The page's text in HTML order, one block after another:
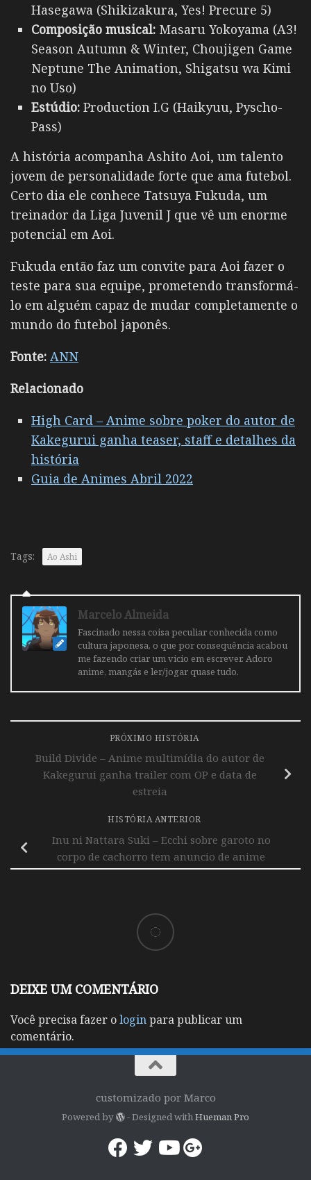
Hasegawa (Shikizakura, Yes! Precure 5)
Composição musical: Masaru Yokoyama (A3!
Season Autumn & Winter, Choujigen Game
Neptune The Animation, Shigatsu wa Kimi
no Uso)
Estúdio: Production I.G (Haikyuu, Pyscho-
Pass)
A história acompanha Ashito Aoi, um talento
jovem de personalidade forte que ama futebol.
Certo dia ele conhece Tatsuya Fukuda, um
treinador da Liga Juvenil J que vê um enorme
potencial em Aoi.
Fukuda então faz um convite para Aoi fazer o
teste para sua equipe, prometendo transformá-
lo em alguém capaz de mudar completamente o
mundo do futebol japonês.
Fonte: ANN
Relacionado
High Card – Anime sobre poker do autor de
Kakegurui ganha teaser, staff e detalhes da
história
Guia de Animes Abril 2022
Tags: Ao Ashi
Marcelo Almeida
Fascinado nessa coisa peculiar conhecida como
cultura japonesa, o que por consequência acabou
me fazendo criar um vicio em escrever. Adoro
anime, mangás e ler/jogar quase tudo.
PRÓXIMO HISTÓRIA
Build Divide – Anime multimídia do autor de
Kakegurui ganha trailer com OP e data de
estreia
HISTÓRIA ANTERIOR
Inu ni Nattara Suki – Ecchi sobre garoto no
corpo de cachorro tem anuncio de anime
DEIXE UM COMENTÁRIO
Você precisa fazer ologinpara publicar um
comentário.
customizado por Marco
Powered by - Designed withHueman Pro